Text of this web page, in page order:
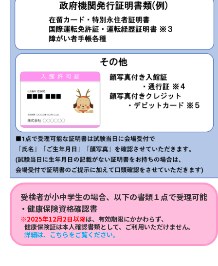
受検者が小中学生の場合、以下の書類１点で受理可能
・健康保険資格確認書
※2025年12月2日以降は、有効期限にかかわらず、
健康保険証は本人確認書類として、ご利用いただけません。
詳細は、こちらをご覧ください。